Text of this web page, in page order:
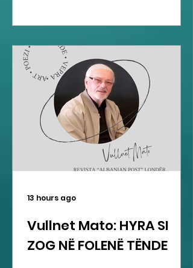
Vullnet Mato: HYRA SI
ZOG NË FOLENË TËNDE
13 hours ago